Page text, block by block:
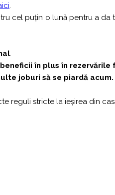
.
cel puțin o lună pentru a
.
în plus în
joburi să se piardă acum.
reguli stricte la ieșirea din